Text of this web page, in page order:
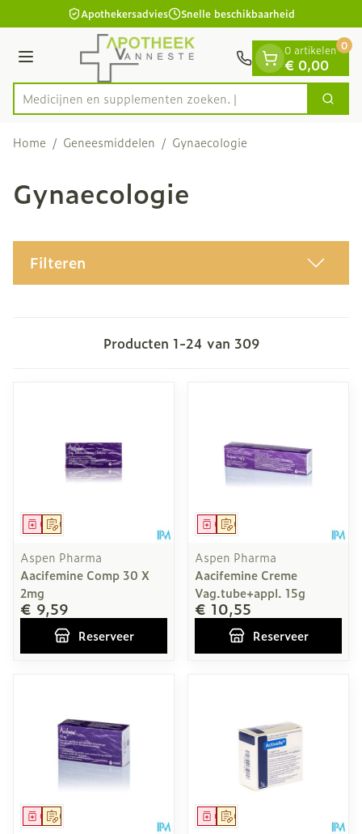
Ga naar de inhoudApothekersadvies Snelle beschikbaarheid
Menu
Product, merk, categorie...
Medicijnen en s Zoek
0 artikelen
€ 0,00
0
Home / Geneesmiddelen / Gynaecologie
Gynaecologie
Filteren
Producten 1-24 van 309
Op voorschrift
Geneesmiddel
Aspen Pharma
Aacifemine Comp 30 X
2mg
€ 9,59
Reserveer
Op voorschrift
Geneesmiddel
Aspen Pharma
Aacifemine Creme
Vag.tube+appl. 15g
€ 10,55
Reserveer
Op voorschrift
Geneesmiddel Op voorschrift
Geneesmiddel